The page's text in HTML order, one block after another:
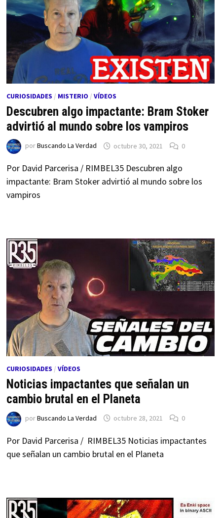
CURIOSIDADES / MISTERIO / VÍDEOS
Descubren algo impactante: Bram Stoker
advirtió al mundo sobre los vampiros
porBuscando La Verdad octubre 30, 2021 0
Por David Parcerisa / RIMBEL35 Descubren algo
impactante: Bram Stoker advirtió al mundo sobre los
vampiros
CURIOSIDADES / VÍDEOS
Noticias impactantes que señalan un
cambio brutal en el Planeta
porBuscando La Verdad octubre 28, 2021 0
Por David Parcerisa / RIMBEL35 Noticias impactantes
que señalan un cambio brutal en el Planeta